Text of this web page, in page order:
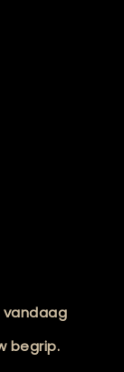
vandaag
begrip.